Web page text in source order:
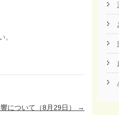
。
について（8月29日） →